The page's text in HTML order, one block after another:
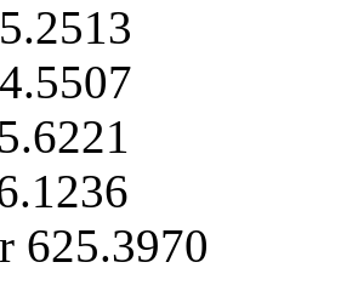
5.2513
4.5507
5.6221
625.3970